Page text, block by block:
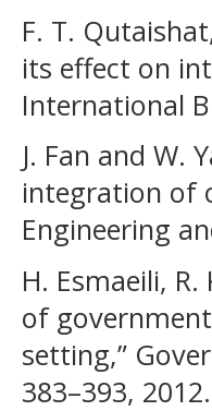
F. T.
its effect on
International
J. Fan and W.
integration of
Engineering
H. Esmaeili,
of
setting,”
383–393, 2012.